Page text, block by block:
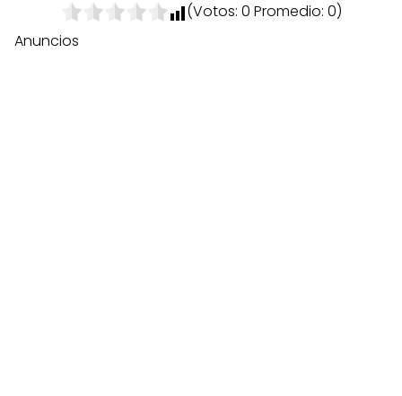
(Votos: 0 Promedio: 0)
Anuncios